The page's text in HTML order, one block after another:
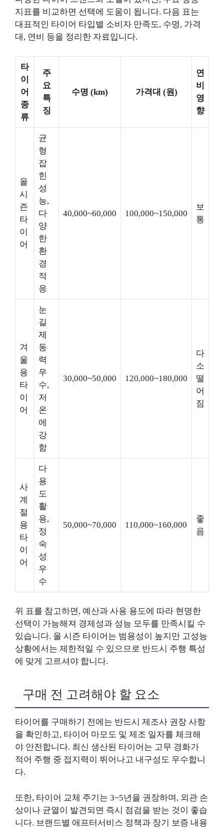
지표를 비교하면 선택에 도움이 됩니다. 다음 표는
대표적인 타이어 타입별 소비자 만족도, 수명, 가격
대, 연비 등을 정리한 자료입니다.
타
이
어
종
류
주
요
특
징
수명 (km) 가격대 (원)
연
비
영
향
올
시
즌
타
이
어
균
형
잡
힌
성
능,
다
양
한
환
경
적
응
40,000~60,000 100,000~150,000
보
통
겨
울
용
타
이
어
눈
길
제
동
력
우
수,
저
온
에
강
함
30,000~50,000 120,000~180,000
다
소
떨
어
짐
사
계
절
용
타
이
어
다
용
도
활
용,
정
숙
성
우
수
50,000~70,000 110,000~160,000
좋
음
위 표를 참고하면, 예산과 사용 용도에 따라 현명한
선택이 가능해져 경제성과 성능 모두를 만족시킬 수
있습니다. 올 시즌 타이어는 범용성이 높지만 고성능
상황에서는 제한적일 수 있으므로 반드시 주행 특성
에 맞게 고르셔야 합니다.
구매 전 고려해야 할 요소
타이어를 구매하기 전에는 반드시 제조사 권장 사항
을 확인하고, 타이어 마모도 및 제조 일자를 체크해
야 안전합니다. 최신 생산된 타이어는 고무 경화가
적어 주행 중 접지력이 뛰어나고 내구성도 우수합니
다.
또한, 타이어 교체 주기는 3~5년을 권장하며, 외관 손
상이나 균열이 발견되면 즉시 점검을 받는 것이 좋습
니다. 브랜드별 애프터서비스 정책과 장기 보증 내용